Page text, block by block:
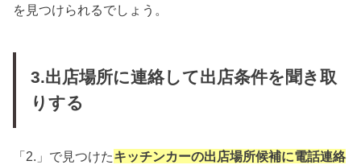
を見つけられるでしょう。
3.出店場所に連絡して出店条件を聞き取
りする
「2.」で見つけたキッチンカーの出店場所候補に電話連絡